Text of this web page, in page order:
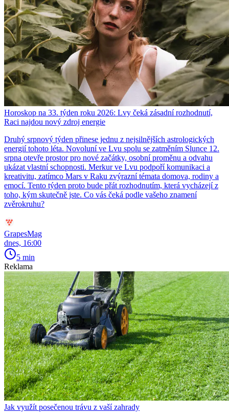
Horoskop na 33. týden roku 2026: Lvy čeká zásadní rozhodnutí,
Raci najdou nový zdroj energie
Druhý srpnový týden přinese jednu z nejsilnějších astrologických
energií tohoto léta. Novoluní ve Lvu spolu se zatměním Slunce 12.
srpna otevře prostor pro nové začátky, osobní proměnu a odvahu
ukázat vlastní schopnosti. Merkur ve Lvu podpoří komunikaci a
kreativitu, zatímco Mars v Raku zvýrazní témata domova, rodiny a
emocí. Tento týden proto bude přát rozhodnutím, která vycházejí z
toho, kým skutečně jste. Co vás čeká podle vašeho znamení
zvěrokruhu?
GrapesMag
dnes, 16:00
5 min
Reklama
Jak využít posečenou trávu z vaší zahrady